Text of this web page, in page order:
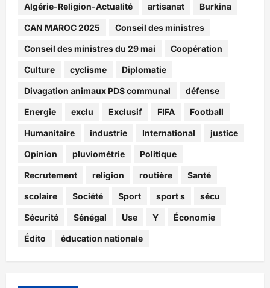
Algérie-Religion-Actualité artisanat Burkina
CAN MAROC 2025 Conseil des ministres
Conseil des ministres du 29 mai Coopération
Culture cyclisme Diplomatie
Divagation animaux PDS communal défense
Energie exclu Exclusif FIFA Football
Humanitaire industrie International justice
Opinion pluviométrie Politique
Recrutement religion routière Santé
scolaire Société Sport sport s sécu
Sécurité Sénégal Use Y Économie
Édito éducation nationale